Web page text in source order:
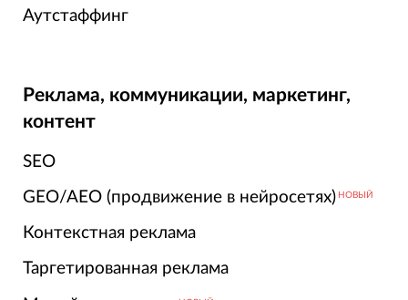
Аутстаффинг
Реклама, коммуникации, маркетинг,
контент
SEO
GEO/AEO (продвижение в нейросетях) НОВЫЙ
Контекстная реклама
Таргетированная реклама